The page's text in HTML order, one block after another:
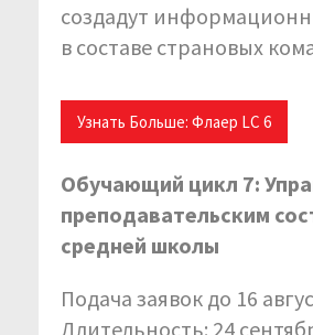
создадут
в составе страновых
Узнать Больше: Флаер LC 6
Обучающий цикл 7:
преподавательским
средней школы
Подача заявок до 16
Длительность: 24